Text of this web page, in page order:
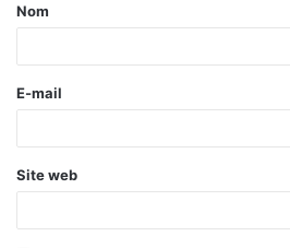
Nom
E-mail
Site web